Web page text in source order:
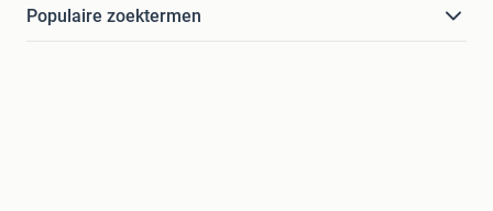
Populaire zoektermen